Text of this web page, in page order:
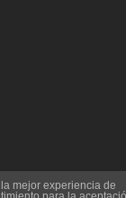
mejor experiencia de